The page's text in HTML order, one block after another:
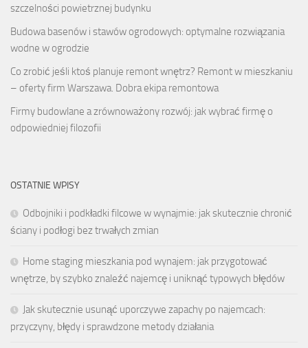
szczelności powietrznej budynku
Budowa basenów i stawów ogrodowych: optymalne rozwiązania
wodne w ogrodzie
Co zrobić jeśli ktoś planuje remont wnętrz? Remont w mieszkaniu
– oferty firm Warszawa. Dobra ekipa remontowa
Firmy budowlane a zrównoważony rozwój: jak wybrać firmę o
odpowiedniej filozofii
OSTATNIE WPISY
Odbojniki i podkładki filcowe w wynajmie: jak skutecznie chronić
ściany i podłogi bez trwałych zmian
Home staging mieszkania pod wynajem: jak przygotować
wnętrze, by szybko znaleźć najemcę i uniknąć typowych błędów
Jak skutecznie usunąć uporczywe zapachy po najemcach:
przyczyny, błędy i sprawdzone metody działania